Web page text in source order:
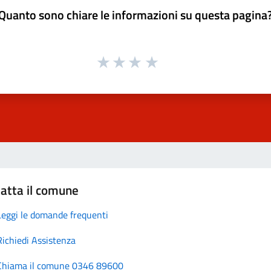
sono chiare le informazioni su questa
il comune
le domande frequenti
Assistenza
il comune 0346 89600